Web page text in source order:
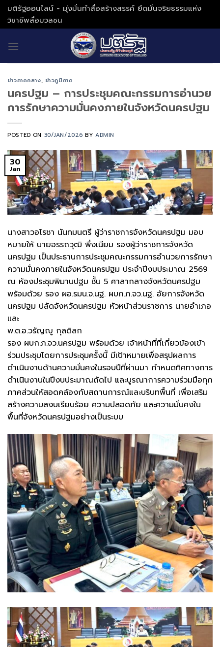
Skip
to
content
มติรัฐออนไลน์ - มุ่งมั่นทำสื่อสร้างสรรค์ ยึดมั่นจริยธรรมแห่ง
วิชาชีพสื่อมวลชน
ข่าวภาคกลาง, ข่าวภูมิภาค
นครปฐม – การประชุมคณะกรรมการอำนวย
การรักษาความมั่นคงภายในจังหวัดนครปฐม
POSTED ON 30/JAN/2026 BYADMIN
30
Jan
นางสาวอโรชา นันทมนตรี ผู้ว่าราชการจังหวัดนครปฐม มอบ
หมายให้ นายอรรถวุฒิ พึ่งเนียม รองผู้ว่าราชการจังหวัด
นครปฐม เป็นประธานการประชุมคณะกรรมการอำนวยการรักษา
ความมั่นคงภายในจังหวัดนครปฐม ประจำปีงบประมาณ 2569
ณ ห้องประชุมพิมานปฐม ชั้น 5 ศาลากลางจังหวัดนครปฐม
พร้อมด้วย รอง ผอ.รมน.จ.นฐ. ผบก.ภ.จว.นฐ. อัยการจังหวัด
นครปฐม ปลัดจังหวัดนครปฐม หัวหน้าส่วนราชการ นายอำเภอ
และ
พ.ต.อ.วรัญญู กุลดิลก
รอง ผบก.ภ.จว.นครปฐม พร้อมด้วย เจ้าหน้าที่ที่เกี่ยวข้องเข้า
ร่วมประชุมโดยการประชุมครั้งนี้ มีเป้าหมายเพื่อสรุปผลการ
ดำเนินงานด้านความมั่นคงในรอบปีที่ผ่านมา กำหนดทิศทางการ
ดำเนินงานในปีงบประมาณถัดไป และบูรณาการความร่วมมือทุก
ภาคส่วนให้สอดคล้องกับสถานการณ์และบริบทพื้นที่ เพื่อเสริม
สร้างความสงบเรียบร้อย ความปลอดภัย และความมั่นคงใน
พื้นที่จังหวัดนครปฐมอย่างเป็นระบบ